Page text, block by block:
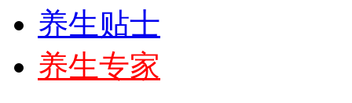
养生贴士
养生专家